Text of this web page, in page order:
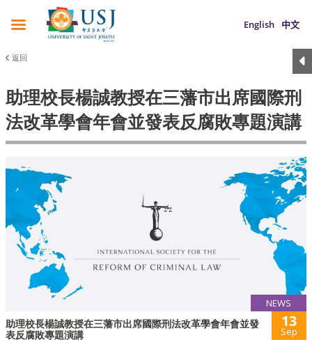
English 中文
返回
助理校長楊誠教授在三藩市出席國際刑
法改革學會年會並發表反腐敗專題演講
NEWS
助理校長楊誠教授在三藩市出席國際刑法改革學會年會並發
表反腐敗專題演講
13
Sep